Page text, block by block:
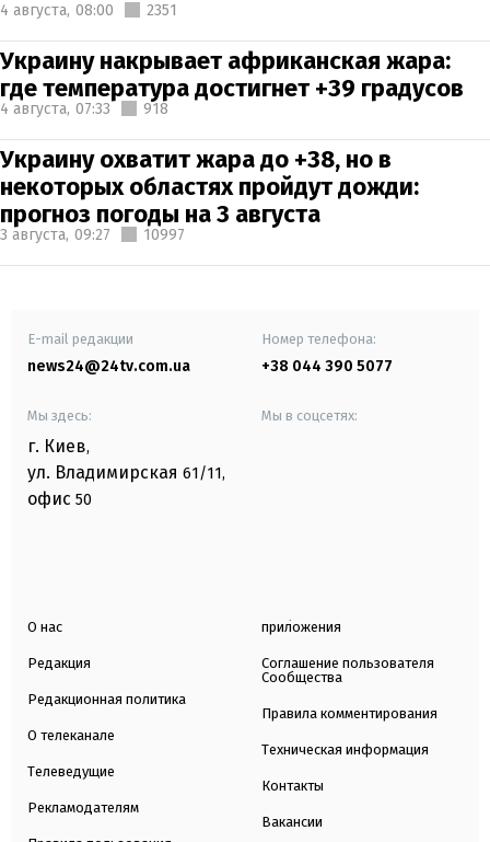
4 августа, 08:00 2351
Украину накрывает африканская жара:
где температура достигнет +39 градусов
4 августа, 07:33 918
Украину охватит жара до +38, но в
некоторых областях пройдут дожди:
прогноз погоды на 3 августа
3 августа, 09:27 10997
E-mail редакции
news24@24tv.com.ua
Номер телефона:
+38 044 390 5077
Мы здесь:
г. Киев,
ул. Владимирская 61/11,
офис 50
Мы в соцсетях:
О нас
Редакция
Редакционная политика
О телеканале
Телеведущие
Рекламодателям
приложения
Соглашение пользователя
Сообщества
Правила комментирования
Техническая информация
Контакты
Вакансии